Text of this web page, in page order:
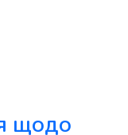
щодо